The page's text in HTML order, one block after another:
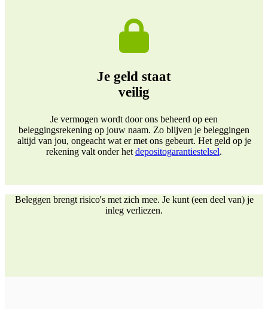
Je geld staat
veilig
Je vermogen wordt door ons beheerd op een
beleggingsrekening op jouw naam. Zo blijven je beleggingen
altijd van jou, ongeacht wat er met ons gebeurt. Het geld op je
rekening valt onder het depositogarantiestelsel.
Beleggen brengt risico's met zich mee. Je kunt (een deel van) je
inleg verliezen.